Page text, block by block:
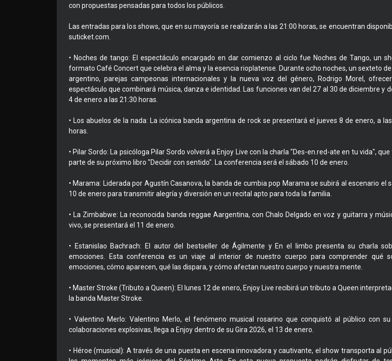
con propuestas pensadas para todos los públicos.
Las entradas para los shows, que en su mayoría se realizarán a las 21:00 horas, se encuentran
suticket.com.
• Noches de tango: El espectáculo encargado en dar comienzo al ciclo fue Noches de Tango, un
formato Café Concert que celebra el alma y la esencia rioplatense. Durante ocho noches, un sexteto
argentino, parejas campeonas internacionales y la nueva voz del género, Rodrigo Morel,
espectáculo que combinará música, danza e identidad. Las funciones van del 27 al 30 de diciembre y
4 de enero a las 21:30 horas.
• Los abuelos de la nada: La icónica banda argentina de rock se presentará el jueves 8 de enero, a
horas.
• Pilar Sordo: La psicóloga Pilar Sordo volverá a Enjoy Live con la charla "Des-en.red-ate en tu vida",
parte de su próximo libro "Decidir con sentido". La conferencia será el sábado 10 de enero.
• Marama: Liderada por Agustín Casanova, la banda de cumbia pop Marama se subirá al escenario el
10 de enero para transmitir alegría y diversión en un recital apto para toda la familia.
• La Zimbabwe: La reconocida banda reggae Aargentina, con Chalo Delgado en voz y guitarra y
vivo, se presentará el 11 de enero.
• Estanislao Bachrach: El autor del bestseller de Ágilmente y En el limbo presenta su charla
emociones. Esta conferencia es un viaje al interior de nuestro cuerpo para comprender qué
emociones, cómo aparecen, qué las dispara, y cómo afectan nuestro cuerpo y nuestra mente.
• Master Stroke (Tributo a Queen): El lunes 12 de enero, Enjoy Live recibirá un tributo a Queen
la banda Master Stroke.
• Valentino Merlo: Valentino Merlo, el fenómeno musical rosarino que conquistó al público con
colaboraciones explosivas, llega a Enjoy dentro de su Gira 2026, el 13 de enero.
• Héroe (musical): A través de una puesta en escena innovadora y cautivante, el show transporta al